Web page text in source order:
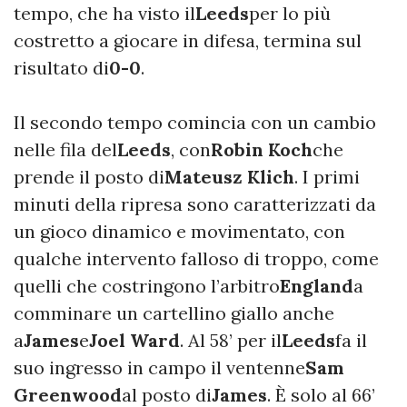
tempo, che ha visto ilLeedsper lo più
costretto a giocare in difesa, termina sul
risultato di0-0.
Il secondo tempo comincia con un cambio
nelle fila delLeeds, conRobin Kochche
prende il posto diMateusz Klich. I primi
minuti della ripresa sono caratterizzati da
un gioco dinamico e movimentato, con
qualche intervento falloso di troppo, come
quelli che costringono l’arbitroEnglanda
comminare un cartellino giallo anche
aJameseJoel Ward. Al 58’ per ilLeedsfa il
suo ingresso in campo il ventenneSam
Greenwoodal posto diJames. È solo al 66’